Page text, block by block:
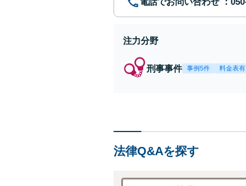
注力分野
刑事事件 事例5件 料金表有
法律Q&Aを探す